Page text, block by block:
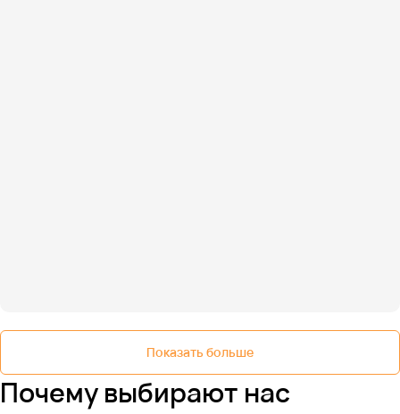
Показать больше
Почему выбирают нас